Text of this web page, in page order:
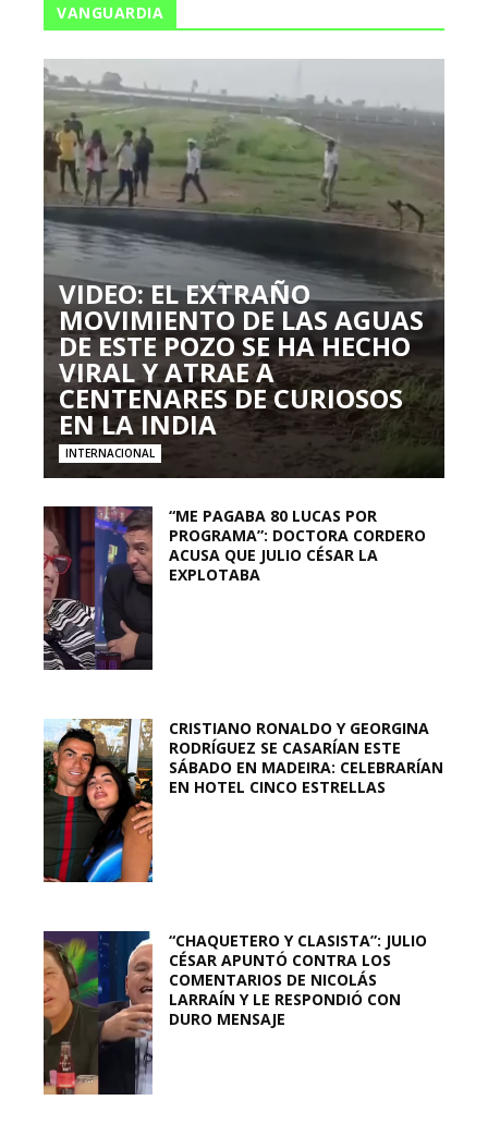
VANGUARDIA
VIDEO: EL EXTRAÑO
MOVIMIENTO DE LAS AGUAS
DE ESTE POZO SE HA HECHO
VIRAL Y ATRAE A
CENTENARES DE CURIOSOS
EN LA INDIA
INTERNACIONAL
“ME PAGABA 80 LUCAS POR
PROGRAMA”: DOCTORA CORDERO
ACUSA QUE JULIO CÉSAR LA
EXPLOTABA
CRISTIANO RONALDO Y GEORGINA
RODRÍGUEZ SE CASARÍAN ESTE
SÁBADO EN MADEIRA: CELEBRARÍAN
EN HOTEL CINCO ESTRELLAS
“CHAQUETERO Y CLASISTA”: JULIO
CÉSAR APUNTÓ CONTRA LOS
COMENTARIOS DE NICOLÁS
LARRAÍN Y LE RESPONDIÓ CON
DURO MENSAJE